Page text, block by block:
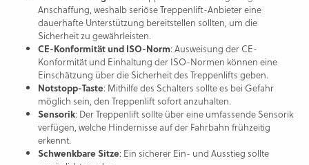
Anschaffung, weshalb seriöse Treppenlift-Anbieter eine
dauerhafte Unterstützung bereitstellen sollten, um die
Sicherheit zu gewährleisten.
CE-Konformität und ISO-Norm: Ausweisung der CE-
Konformität und Einhaltung der ISO-Normen können eine
Einschätzung über die Sicherheit des Treppenlifts geben.
Notstopp-Taste: Mithilfe des Schalters sollte es bei Gefahr
möglich sein, den Treppenlift sofort anzuhalten.
Sensorik: Der Treppenlift sollte über eine umfassende Sensorik
verfügen, welche Hindernisse auf der Fahrbahn frühzeitig
erkennt.
Schwenkbare Sitze: Ein sicherer Ein- und Ausstieg sollte